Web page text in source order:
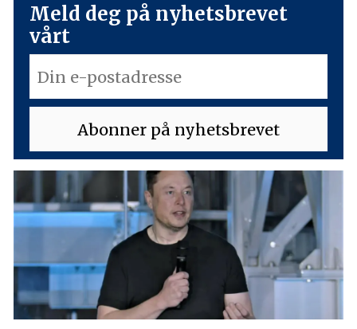
Meld deg på nyhetsbrevet
vårt